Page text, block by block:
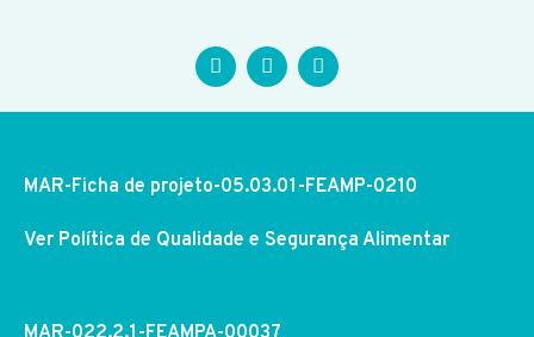
MAR-Ficha de projeto-05.03.01-FEAMP-0210
Ver Política de Qualidade e Segurança Alimentar